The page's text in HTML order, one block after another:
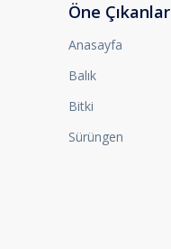
Öne Çıkanlar
Anasayfa
Balık
Bitki
Sürüngen